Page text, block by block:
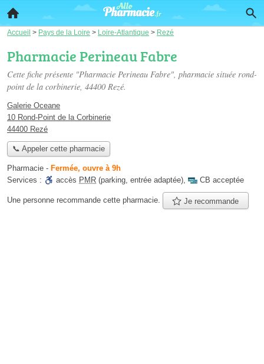
Accueil > Pays de la Loire > Loire-Atlantique > Rezé
Pharmacie Perineau Fabre
Cette fiche présente "Pharmacie Perineau Fabre", pharmacie située rond-
point de la corbinerie, 44400 Rezé.
Galerie Oceane
10 Rond-Point de la Corbinerie
44400 Rezé
📞 Appeler cette pharmacie
Pharmacie - Fermée, ouvre à 9h
Services :
accès PMR (parking, entrée adaptée), CB acceptée
Une personne recommande cette pharmacie. Je recommande